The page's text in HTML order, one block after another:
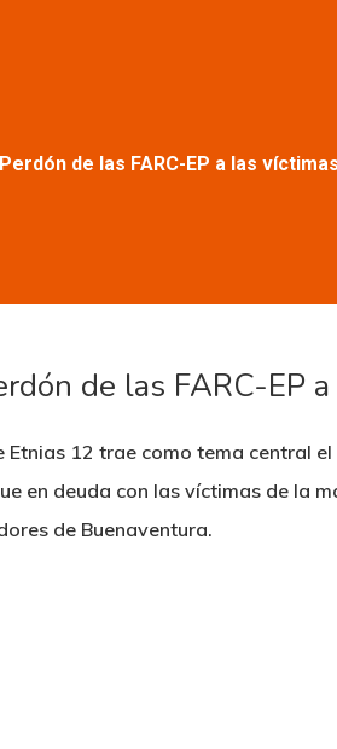
de las FARC-EP a las
de las FARC-EP
Etnias 12 trae como tema central
en deuda con las víctimas de la
de Buenaventura.